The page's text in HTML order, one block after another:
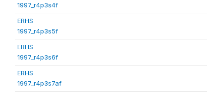
1997_r4p3s4f
ERHS
1997_r4p3s5f
ERHS
1997_r4p3s6f
ERHS
1997_r4p3s7af